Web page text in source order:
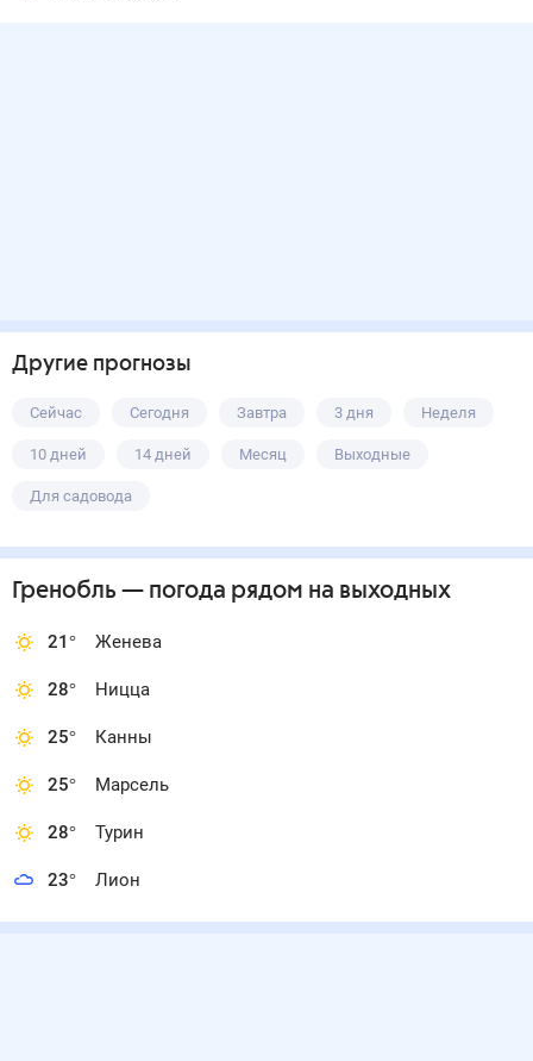
Другие прогнозы
Сейчас Сегодня Завтра 3 дня Неделя
10 дней 14 дней Месяц Выходные
Для садовода
Гренобль — погода рядом на выходных
21° Женева
28° Ницца
25° Канны
25° Марсель
28° Турин
23° Лион